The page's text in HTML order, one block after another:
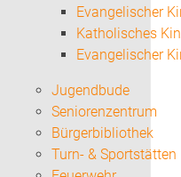
Evangelischer
Katholisches
Evangelischer
Jugendbude
Seniorenzentrum
Bürgerbibliothek
Turn- & Sportstätten